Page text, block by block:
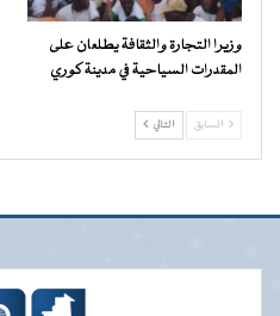
وزيرا التجارة والثقافة يطلعان على
المقدرات السياحية في مدينة كوري
السابق التالي